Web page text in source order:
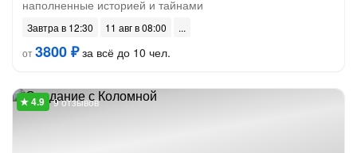
наполненные историей и тайнами
Завтра в 12:30
11 авг в 08:00
от3800 ₽за всё до 10 чел.
9 отзывов